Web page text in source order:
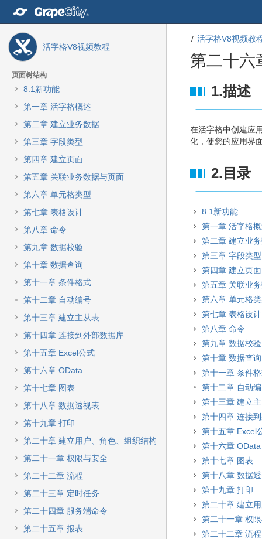
活字格V8视频教程
页面树结构
8.1新功能
第一章 活字格概述
第二章 建立业务数据
第三章 字段类型
第四章 建立页面
第五章 关联业务数据与页面
第六章 单元格类型
第七章 表格设计
第八章 命令
第九章 数据校验
第十章 数据查询
第十一章 条件格式
第十二章 自动编号
第十三章 建立主从表
第十四章 连接到外部数据库
第十五章 Excel公式
第十六章 OData
第十七章 图表
第十八章 数据透视表
第十九章 打印
第二十章 建立用户、角色、组织结构
第二十一章 权限与安全
第二十二章 流程
第二十三章 定时任务
第二十四章 服务端命令
第二十五章 报表
活字格V8视频教
第二十六
转
元
据
结
转
元
据
起
1.描述
在活字格中创建应
化，使您的应用界
2.目录
8.1新功能
第一章 活字格
第二章 建立业
第三章 字段类型
第四章 建立页面
第五章 关联业
第六章 单元格
第七章 表格设计
第八章 命令
第九章 数据校验
第十章 数据查询
第十一章 条件
第十二章 自动
第十三章 建立
第十四章 连接
第十五章 Excel
第十六章 OData
第十七章 图表
第十八章 数据
第十九章 打印
第二十章 建立
第二十一章 权
第二十二章 流程